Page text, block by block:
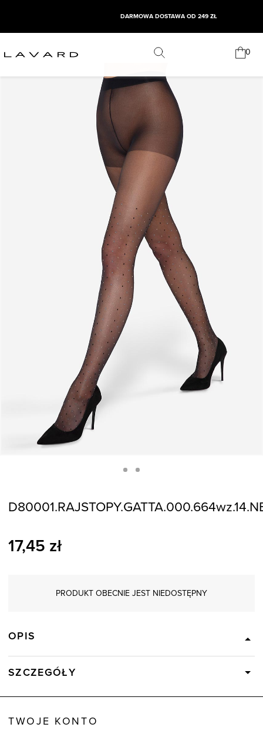
DARMOWA DOSTAWA OD 249 ZŁ
0
17,45 zł
PRODUKT OBECNIE JEST NIEDOSTĘPNY
OPIS
SZCZEGÓŁY
TWOJE KONTO